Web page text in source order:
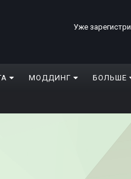
Уже
МОДДИНГ БОЛЬШЕ